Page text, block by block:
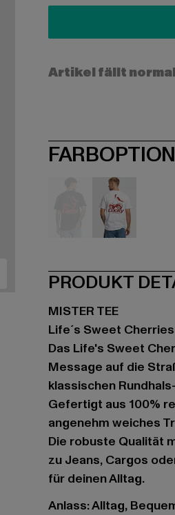
Artikel fällt
PRODUKT
MISTER TEE
Life´s Sweet Cherries
Das Life's Sweet
Message auf die
klassischen
Gefertigt aus 100%
angenehm weiches
Die robuste Qualität
zu Jeans, Cargos
für deinen Alltag.
Anlass: Alltag,